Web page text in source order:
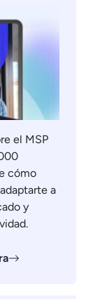
el MSP
cómo
a
y